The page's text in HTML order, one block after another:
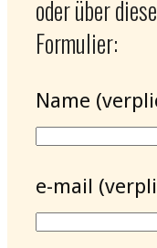
oder über
Formulier:
Name
e-mail